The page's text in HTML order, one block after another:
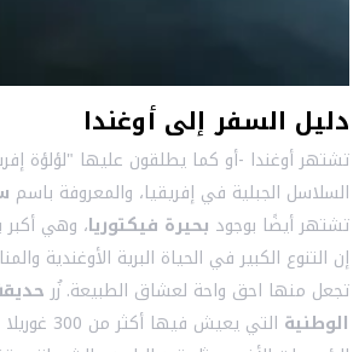
دليل السفر إلى أوغندا
تشتهر أوغندا -أو كما يطلقون عليها "لؤلؤة
السلاسل الجبلية في إفريقيا، والمعروفة باسم
تشتهر أيضًا بوجود بحيرة فيكتوريا، وهي أكبر
إن التنوع الكبير في الحياة البرية الأوغندية
تجعل منها احق واحة لعشاق الطبيعة. زُر
الوطنية
التي يعيش